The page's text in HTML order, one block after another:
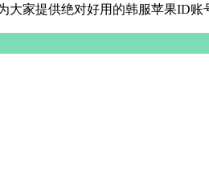
家提供绝对好用的韩服苹果ID账